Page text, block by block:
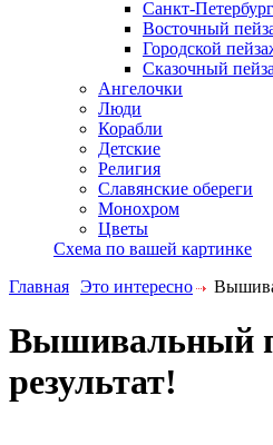
Санкт-Петербург
Восточный
Городской
Сказочный
Ангелочки
Люди
Корабли
Детские
Религия
Славянские обереги
Монохром
Цветы
Схема по вашей картинке
Главная Это интересно
Вышивальный
результат!